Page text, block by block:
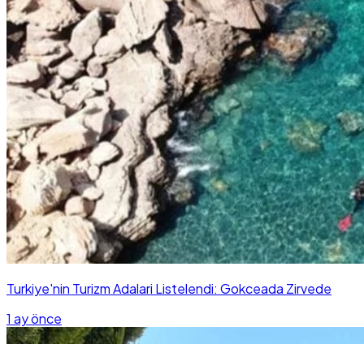
Turkiye'nin Turizm Adalari Listelendi: Gokceada Zirvede
1 ay önce